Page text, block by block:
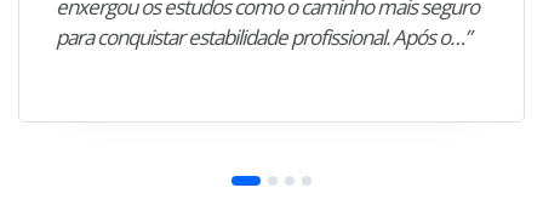
enxergou os estudos como o caminho mais seguro
para conquistar estabilidade profissional. Após o…”